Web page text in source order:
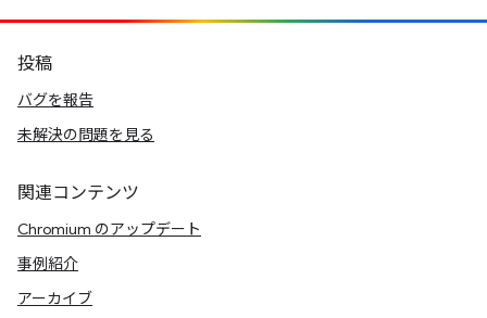
投稿
バグを報告
未解決の問題を見る
関連コンテンツ
Chromium のアップデート
事例紹介
アーカイブ